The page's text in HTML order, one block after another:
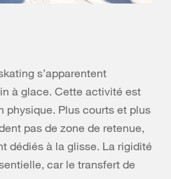
s’apparentent
à glace. Cette activité est
physique. Plus courts et plus
pas de zone de retenue,
dédiés à la glisse. La rigidité
car le transfert de